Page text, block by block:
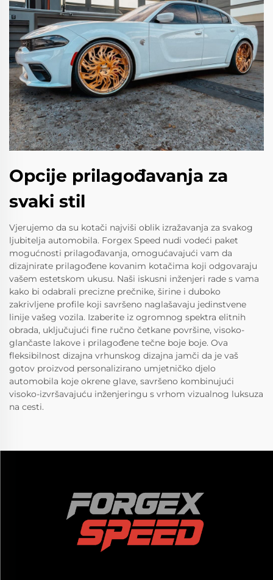
Opcije prilagođavanja za
svaki stil
Vjerujemo da su kotači najviši oblik izražavanja za svakog
ljubitelja automobila. Forgex Speed nudi vodeći paket
mogućnosti prilagođavanja, omogućavajući vam da
dizajnirate prilagođene kovanim kotačima koji odgovaraju
vašem estetskom ukusu. Naši iskusni inženjeri rade s vama
kako bi odabrali precizne prečnike, širine i duboko
zakrivljene profile koji savršeno naglašavaju jedinstvene
linije vašeg vozila. Izaberite iz ogromnog spektra elitnih
obrada, uključujući fine ručno četkane površine, visoko-
glančaste lakove i prilagođene tečne boje boje. Ova
fleksibilnost dizajna vrhunskog dizajna jamči da je vaš
gotov proizvod personalizirano umjetničko djelo
automobila koje okrene glave, savršeno kombinujući
visoko-izvršavajuću inženjeringu s vrhom vizualnog luksuza
na cesti.